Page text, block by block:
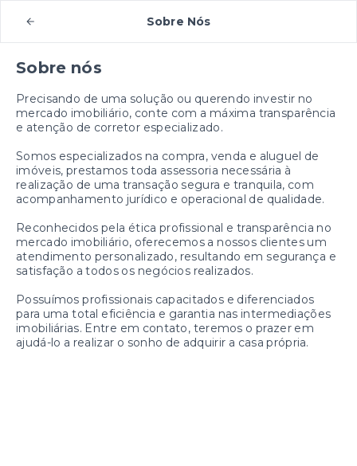
Sobre Nós
Sobre nós
Precisando de uma solução ou querendo investir no
mercado imobiliário, conte com a máxima transparência
e atenção de corretor especializado.
Somos especializados na compra, venda e aluguel de
imóveis, prestamos toda assessoria necessária à
realização de uma transação segura e tranquila, com
acompanhamento jurídico e operacional de qualidade.
Reconhecidos pela ética profissional e transparência no
mercado imobiliário, oferecemos a nossos clientes um
atendimento personalizado, resultando em segurança e
satisfação a todos os negócios realizados.
Possuímos profissionais capacitados e diferenciados
para uma total eficiência e garantia nas intermediações
imobiliárias. Entre em contato, teremos o prazer em
ajudá-lo a realizar o sonho de adquirir a casa própria.